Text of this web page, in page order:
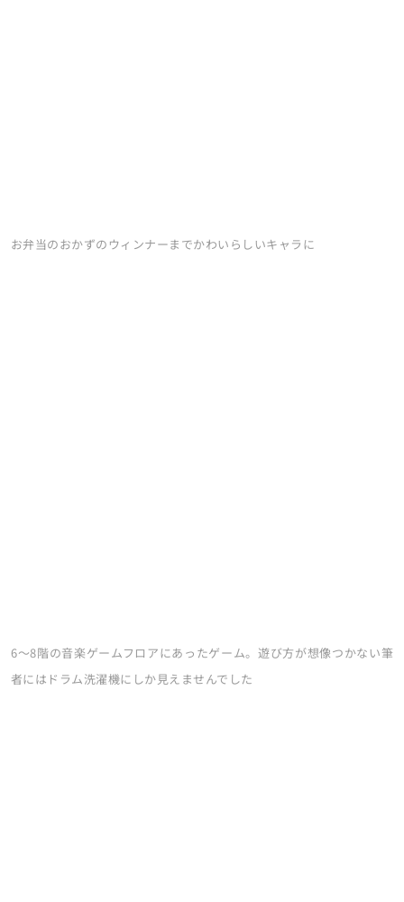
お弁当のおかずのウィンナーまでかわいらしいキャラに
6～8階の音楽ゲームフロアにあったゲーム。遊び方が想像つかない筆
者にはドラム洗濯機にしか見えませんでした